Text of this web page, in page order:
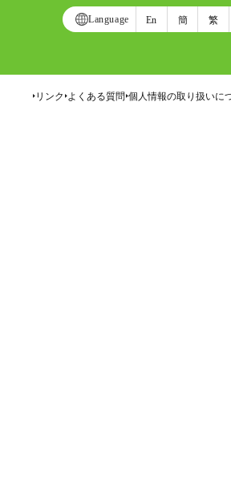
Language En 簡 繁
リンク よくある質問 個人情報の取り扱いに